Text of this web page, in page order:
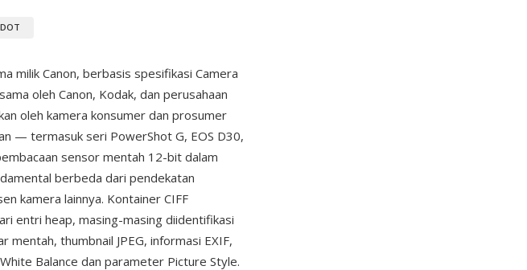
DOT
milik Canon, berbasis spesifikasi Camera
oleh Canon, Kodak, dan perusahaan
oleh kamera konsumer dan prosumer
— termasuk seri PowerShot G, EOS D30,
sensor mentah 12-bit dalam
berbeda dari pendekatan
kamera lainnya. Kontainer CIFF
entri heap, masing-masing diidentifikasi
thumbnail JPEG, informasi EXIF,
Balance dan parameter Picture Style.